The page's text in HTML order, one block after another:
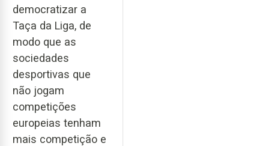
democratizar a
Taça da Liga, de
modo que as
sociedades
desportivas que
não jogam
competições
europeias tenham
mais competição e